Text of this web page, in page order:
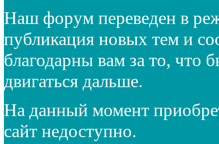
Наш форум переведен в
публикация новых тем и
благодарны вам за то, что
двигаться дальше.
На данный момент
сайт недоступно.